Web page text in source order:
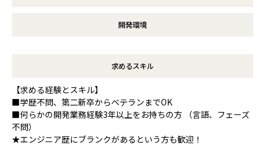
開発環境
求めるスキル
【求める経験とスキル】
■学歴不問、第二新卒からベテランまでOK
■何らかの開発業務経験3年以上をお持ちの方 （言語、フェーズ
不問）
★エンジニア歴にブランクがあるという方も歓迎！